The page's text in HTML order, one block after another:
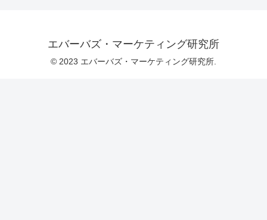
エバーバズ・マーケティング研究所
© 2023 エバーバズ・マーケティング研究所.